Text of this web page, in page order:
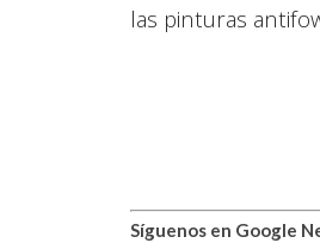
las pinturas
Síguenos en Google